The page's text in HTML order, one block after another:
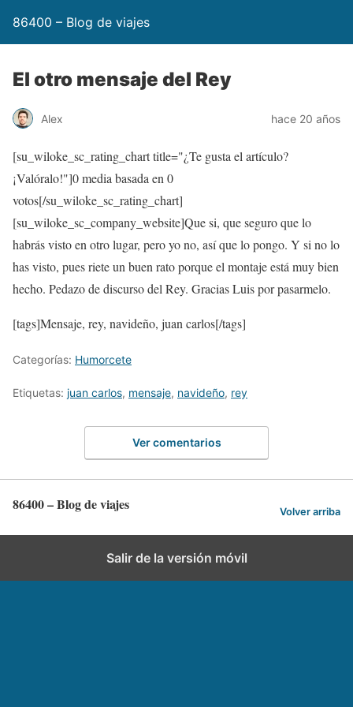
86400 – Blog de viajes
El otro mensaje del Rey
Alex hace 20 años
[su_wiloke_sc_rating_chart title="¿Te gusta el artículo?
¡Valóralo!"]0media basada en 0
votos[/su_wiloke_sc_rating_chart]
[su_wiloke_sc_company_website]Que si, que seguro que lo
habrás visto en otro lugar, pero yo no, así que lo pongo. Y si no lo
has visto, pues riete un buen rato porque el montaje está muy bien
hecho. Pedazo de discurso del Rey. Gracias Luis por pasarmelo.
[tags]Mensaje, rey, navideño, juan carlos[/tags]
Categorías: Humorcete
Etiquetas: juan carlos, mensaje, navideño, rey
Ver comentarios
86400 – Blog de viajes Volver arriba
Salir de la versión móvil